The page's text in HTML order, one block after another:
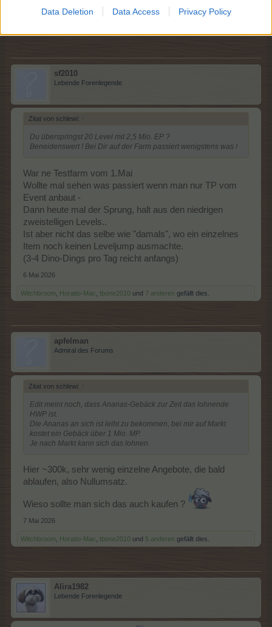
Data Deletion Data Access Privacy Policy
6 Mai 2026
sf2010
Lebende Forenlegende
Zitat von schlewi: ↑
Du überspringst 20 Level mit 2,5 Mio. EP ?
Beneidenswert ! Bei Dir auf der Farm passiert wenigstens was !
War ne Testfarm vom 1.Mai
Wollte mal sehen was passiert wenn man nur TP vom
Event anbaut -
Dann heute mal der Sprung, halt aus den niedrigen
zweistelligen Levels..
Ist aber nicht das selbe wie "damals", wo ein einzelnes
Item noch keinen Leveljump ausmachte.
(3-4 Dino-Dings pro Tag reicht anfangs)
6 Mai 2026
Witchbroom Horatio-Mac tbone2010 und 7 anderen gefällt dies.
apfelman
Admiral des Forums
Zitat von schlewi: ↑
Edit meint noch, dass Ananas-Gebäck zur Zeit das lohnende
HWP ist.
Die Ananas an sich ist leiht zu bekommen, bei mir auf Markt
kostet ein Gebäck über 1 Mio. MP.
Je nach Markt kann sich das lohnen.
Hier ~300k, sehr wenig einzelne Angebote, die bald
ablaufen, also Nullumsatz.
Wieso sollte man sich das auch kaufen ?
7 Mai 2026
Witchbroom, Horatio-Mac, tbone2010 und 5 anderen gefällt dies.
Alira1982
Lebende Forenlegende